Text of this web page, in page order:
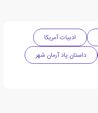
ادبیات آمریکا
داستان پاد آرمان شهر